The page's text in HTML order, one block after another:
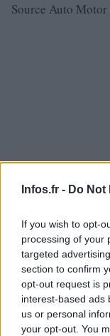
Infos.fr - Do
If you wish to opt-
processing of your
targeted
section to confirm
opt-out request is
interest-based ads
us or personal
your opt-out. You
Source Auto